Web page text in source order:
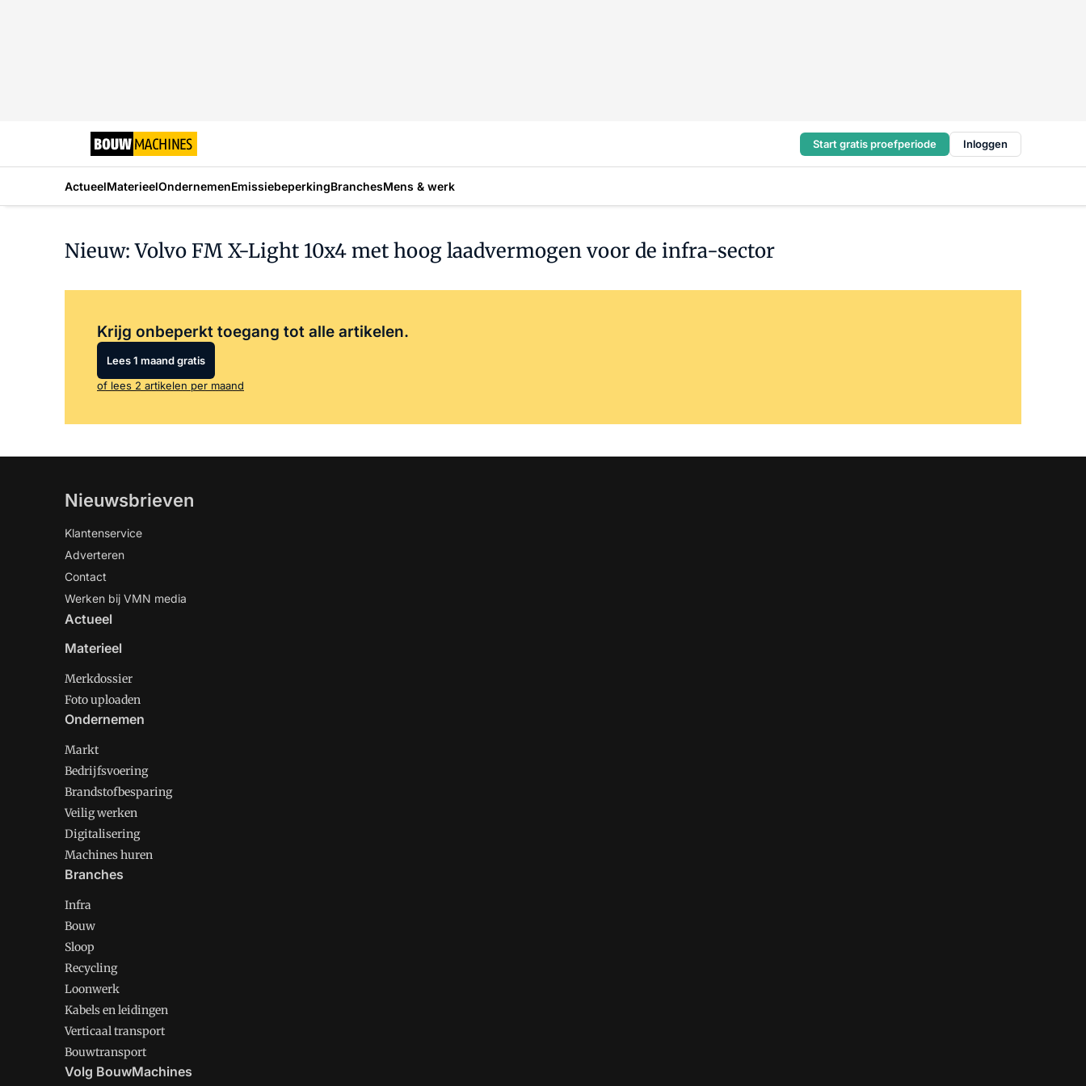
Start gratis proefperiode Inloggen
ActueelMaterieelOndernemenEmissiebeperkingBranchesMens & werk
Nieuw: Volvo FM X-Light 10x4 met hoog laadvermogen voor de infra-sector
Krijg onbeperkt toegang tot alle artikelen.
Lees 1 maand gratis
of lees 2 artikelen per maand
Nieuwsbrieven
Klantenservice
Adverteren
Contact
Werken bij VMN media
Actueel
Materieel
Merkdossier
Foto uploaden
Ondernemen
Markt
Bedrijfsvoering
Brandstofbesparing
Veilig werken
Digitalisering
Machines huren
Branches
Infra
Bouw
Sloop
Recycling
Loonwerk
Kabels en leidingen
Verticaal transport
Bouwtransport
Volg BouwMachines